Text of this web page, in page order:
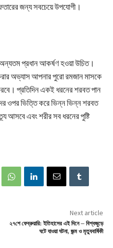
জন্য সবচেয়ে উপযোগী।
প্রধান আকর্ষণ হওয়া উচিত।
অভ্যাস আপনার পুরো রমজান মাসকে
প্রতিদিন একই ধরনের শরবত পান
ওপর ভিত্তি করে ভিন্ন ভিন্ন শরবত
আসবে এবং শরীর সব ধরনের পুষ্টি
Next article
২৭শে ফেব্রুয়ারি: ইতিহাসের এই দিনে – বিশ্বজুড়ে
ঘটে যাওয়া ঘটনা, জন্ম ও মৃত্যুবার্ষিকী